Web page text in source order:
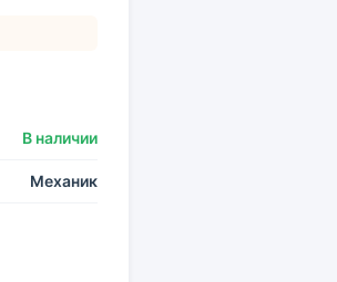
В наличии
Механик